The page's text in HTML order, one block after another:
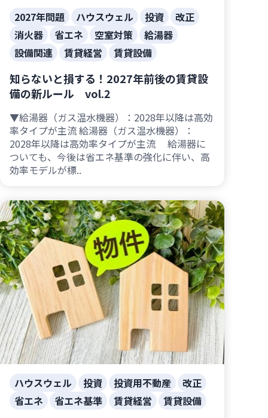
2027年問題 ハウスウェル 投資
改正
消火器
省エネ 空室対策
給湯器
設備関連
賃貸経営 賃貸設備
知らないと損する！2027年前後の賃貸設
備の新ルール vol.2
▼給湯器（ガス温水機器）：2028年以降は高効
率タイプが主流 給湯器（ガス温水機器）：
2028年以降は高効率タイプが主流 給湯器に
ついても、今後は省エネ基準の強化に伴い、高
効率モデルが標..
ハウスウェル 投資 投資用不動産
改正
省エネ
省エネ基準 賃貸経営 賃貸設備